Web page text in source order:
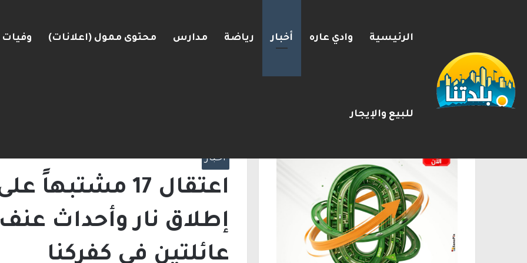
الرئيسية وادي عاره أخبار رياضة مدارس محتوى ممول (اعلانات) وفيات
للبيع والإيجار
إستعدوا : موجة حر جديدة تضرب البلاد
أخبار
اعتقال 17
إطلاق نار وأحداث
عائلتين في كفركنا
الإعلانات